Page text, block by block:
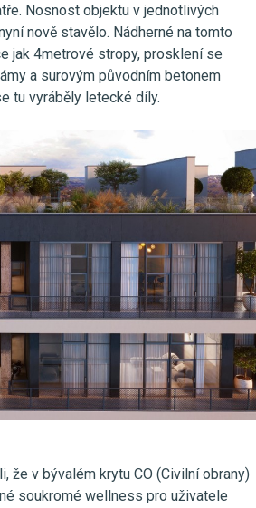
Nosnost objektu v jednotlivých
nově stavělo. Nádherné na tomto
jak 4metrové stropy, prosklení se
a surovým původním betonem
tu vyráběly letecké díly.
že v bývalém krytu CO (Civilní obrany)
soukromé wellness pro uživatele